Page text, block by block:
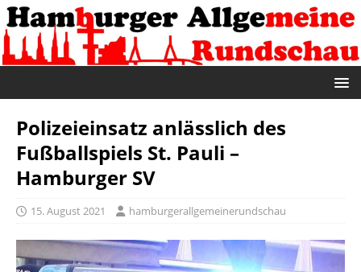
Polizeieinsatz anlässlich des
Fußballspiels St. Pauli –
Hamburger SV
15. August 2021 hamburgerallgemeinerundschau